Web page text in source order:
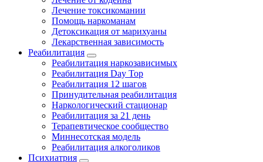
Лечение токсикомании
Помощь наркоманам
Детоксикация от марихуаны
Лекарственная зависимость
Реабилитация
Реабилитация наркозависимых
Реабилитация Day Top
Реабилитация 12 шагов
Принудительная реабилитация
Наркологический стационар
Реабилитация за 21 день
Терапевтическое сообщество
Миннесотская модель
Реабилитация алкоголиков
Психиатрия